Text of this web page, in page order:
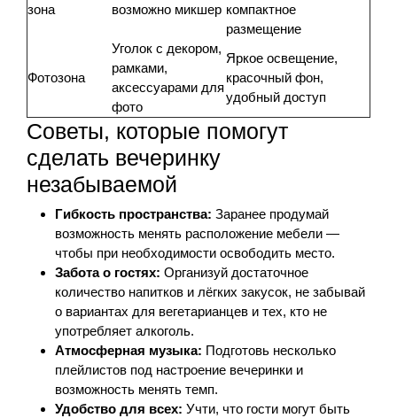
зона
возможно микшер компактное
размещение
Фотозона
Уголок с декором,
рамками,
аксессуарами для
фото
Яркое освещение,
красочный фон,
удобный доступ
Советы, которые помогут
сделать вечеринку
незабываемой
Гибкость пространства: Заранее продумай
возможность менять расположение мебели —
чтобы при необходимости освободить место.
Забота о гостях: Организуй достаточное
количество напитков и лёгких закусок, не забывай
о вариантах для вегетарианцев и тех, кто не
употребляет алкоголь.
Атмосферная музыка: Подготовь несколько
плейлистов под настроение вечеринки и
возможность менять темп.
Удобство для всех: Учти, что гости могут быть